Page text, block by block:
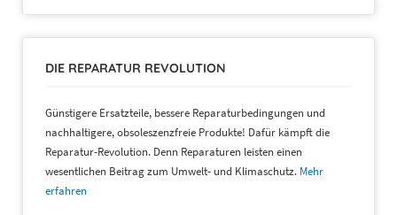
DIE REPARATUR REVOLUTION
Günstigere Ersatzteile, bessere Reparaturbedingungen und
nachhaltigere, obsoleszenzfreie Produkte! Dafür kämpft die
Reparatur-Revolution. Denn Reparaturen leisten einen
wesentlichen Beitrag zum Umwelt- und Klimaschutz. Mehr
erfahren